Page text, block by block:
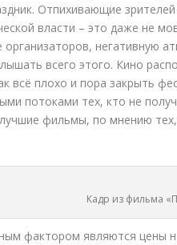
Отпихивающие
власти – это даже не
организаторов, негативную
всего этого. Кино
всё плохо и пора закрыть
потоками тех, кто не
фильмы, по мнению
Кадр из фильма
фактором являются цены